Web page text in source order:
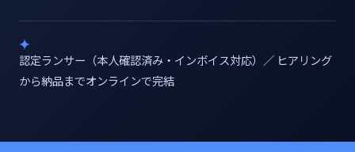
認定ランサー（本人確認済み・インボイス対応）／ ヒアリング
から納品までオンラインで完結